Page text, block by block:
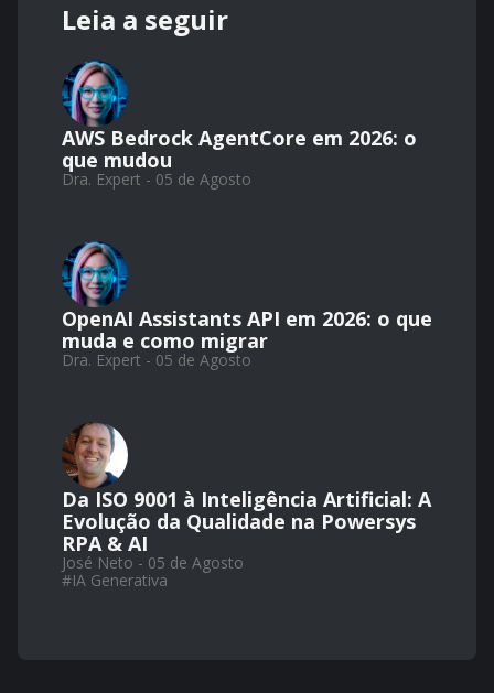
Leia a seguir
AWS Bedrock AgentCore em 2026: o
que mudou
Dra. Expert - 05 de Agosto
OpenAI Assistants API em 2026: o que
muda e como migrar
Dra. Expert - 05 de Agosto
Da ISO 9001 à Inteligência Artificial: A
Evolução da Qualidade na Powersys
RPA & AI
José Neto - 05 de Agosto
#IA Generativa